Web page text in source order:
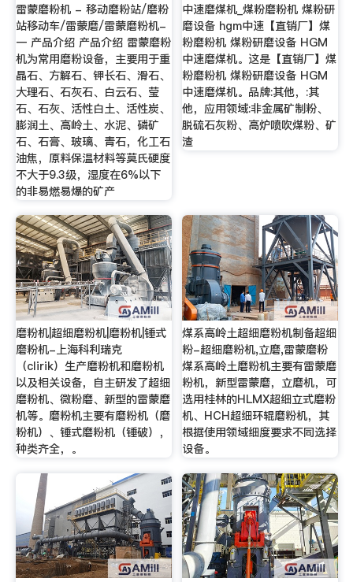
雷蒙磨粉机 - 移动磨粉站/磨粉
站移动车/雷蒙磨/雷蒙磨粉机-
一 产品介绍 产品介绍 雷蒙磨粉
机为常用磨粉设备，主要用于重
晶石、方解石、钾长石、滑石、
大理石、石灰石、白云石、莹
石、石灰、活性白土、活性炭、
膨润土、高岭土、水泥、磷矿
石、石膏、玻璃、青石，化工石
油焦，原料保温材料等莫氏硬度
不大于9.3级，湿度在6%以下
的非易燃易爆的矿产
中速磨煤机_煤粉磨粉机 煤粉研
磨设备 hgm中速【直销厂】煤
粉磨粉机 煤粉研磨设备 HGM
中速磨煤机。这是【直销厂】煤
粉磨粉机 煤粉研磨设备 HGM
中速磨煤机。品牌:其他，:其
他，应用领域:非金属矿制粉、
脱硫石灰粉、高炉喷吹煤粉、矿
渣
磨粉机|超细磨粉机|磨粉机|锤式
磨粉机-上海科利瑞克
（clirik）生产磨粉机和磨粉机
以及相关设备，自主研发了超细
磨粉机、微粉磨、新型的雷蒙磨
机等。磨粉机主要有磨粉机（磨
粉机）、锤式磨粉机（锤破），
种类齐全，。
煤系高岭土超细磨粉机制备超细
粉-超细磨粉机,立磨,雷蒙磨粉
煤系高岭土磨粉机主要有雷蒙磨
粉机，新型雷蒙磨，立磨机，可
选用桂林的HLMX超细立式磨粉
机、HCH超细环辊磨粉机，其
根据使用领域细度要求不同选择
设备。